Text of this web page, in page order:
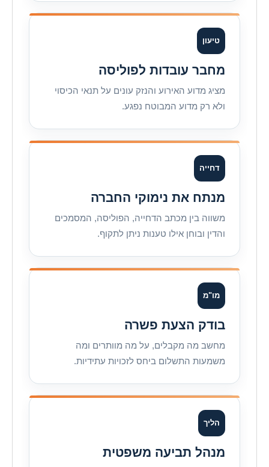
טיעון
מחבר עובדות לפוליסה
מציג מדוע האירוע והנזק עונים על תנאי הכיסוי
ולא רק מדוע המבוטח נפגע.
דחייה
מנתח את נימוקי החברה
משווה בין מכתב הדחייה, הפוליסה, המסמכים
והדין ובוחן אילו טענות ניתן לתקוף.
מו"מ
בודק הצעת פשרה
מחשב מה מקבלים, על מה מוותרים ומה
משמעות התשלום ביחס לזכויות עתידיות.
הליך
מנהל תביעה משפטית